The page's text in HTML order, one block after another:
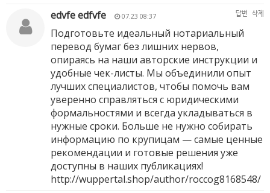
edvfe edfvfe
07.23 08:37 답변 삭제
Подготовьте идеальный нотариальный
перевод бумаг без лишних нервов,
опираясь на наши авторские инструкции и
удобные чек-листы. Мы объединили опыт
лучших специалистов, чтобы помочь вам
уверенно справляться с юридическими
формальностями и всегда укладываться в
нужные сроки. Больше не нужно собирать
информацию по крупицам — самые ценные
рекомендации и готовые решения уже
доступны в наших публикациях!
http://wuppertal.shop/author/roccog8168548/